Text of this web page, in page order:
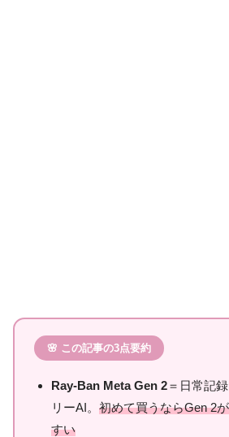
🌸 この記事の3点要約
Ray-Ban Meta Gen 2＝日常記
リーAI。初めて買うならGen 2
すい